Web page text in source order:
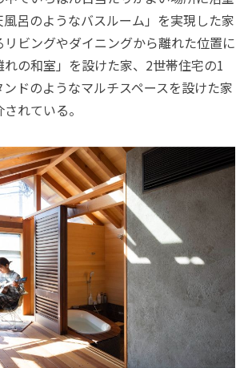
呂のようなバスルーム」を実現した家
ビングやダイニングから離れた位置に
れの和室」を設けた家、2世帯住宅の1
ドのようなマルチスペースを設けた家
れている。